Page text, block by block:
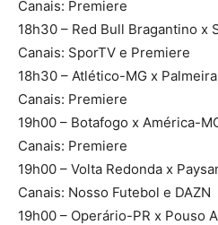
Canais: Premiere
18h30 – Red Bull Bragantino x
Canais: SporTV e Premiere
18h30 – Atlético-MG x
Canais: Premiere
19h00 – Botafogo x América-
Canais: Premiere
19h00 – Volta Redonda x
Canais: Nosso Futebol e DAZN
19h00 – Operário-PR x Pouso